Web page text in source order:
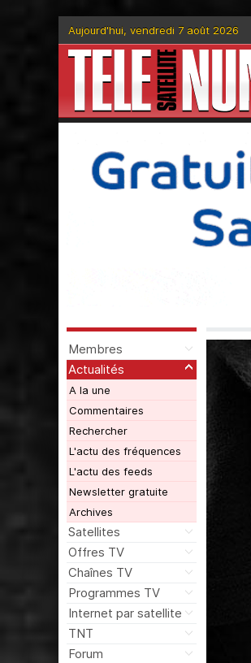
Aujourd'hui, vendredi 7 août 2026
Membres
Actualités
A la une
Commentaires
Rechercher
L'actu des fréquences
L'actu des feeds
Newsletter gratuite
Archives
Satellites
Offres TV
Chaînes TV
Programmes TV
Internet par satellite
TNT
Forum